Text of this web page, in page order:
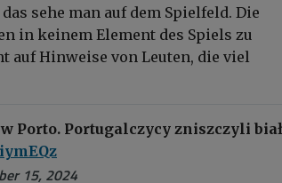
sehe man auf dem Spielfeld. Die
in keinem Element des Spiels zu
auf Hinweise von Leuten, die viel
Porto. Portugalczycy zniszczyli
15, 2024